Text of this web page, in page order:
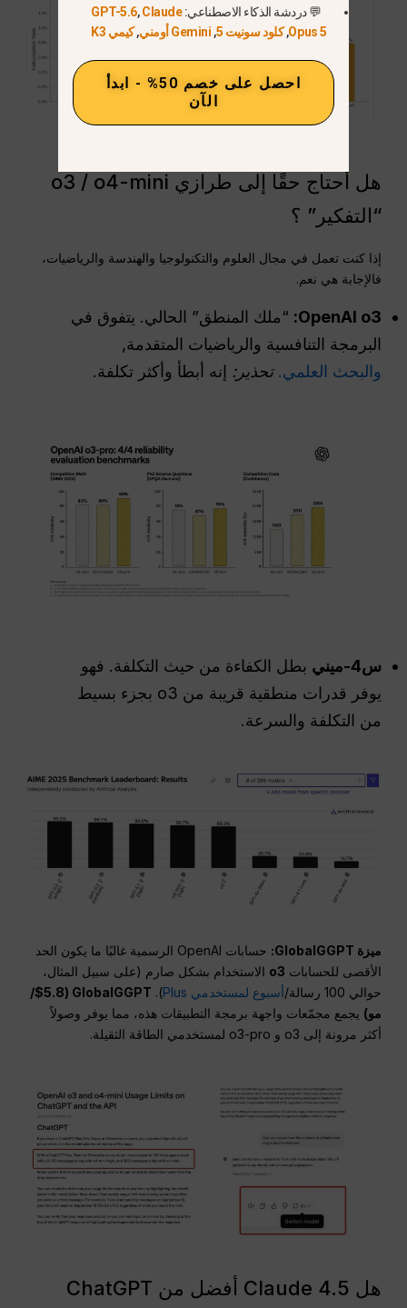
هل أحتاج حقًا إلى طرازي o3 / o4-mini
“التفكير” ؟
إذا كنت تعمل في مجال العلوم والتكنولوجيا والهندسة والرياضيات،
فالإجابة هي نعم.
OpenAI o3:
“ملك المنطق” الحالي. يتفوق في
البرمجة التنافسية والرياضيات المتقدمة,
والبحث العلمي.تحذير: إنه أبطأ وأكثر تكلفة.
س4-ميني
بطل الكفاءة من حيث التكلفة. فهو
يوفر قدرات منطقية قريبة من o3 بجزء بسيط
من التكلفة والسرعة.
ميزة GlobalGGPT:
حسابات OpenAI الرسمية غالبًا ما يكون الحد
الأقصى للحسابات o3 الاستخدام بشكل صارم (على سبيل المثال،
حوالي 100 رسالة/
أسبوع لمستخدمي Plus ).
GlobalGGPT ($5.8/
مو) يجمع مجمّعات واجهة برمجة التطبيقات هذه، مما يوفر وصولاً
أكثر مرونة إلى o3 و o3-pro لمستخدمي الطاقة الثقيلة.
هل Claude 4.5 أفضل من ChatGPT
💬 دردشة الذكاء الاصطناعي: GPT-5.6,Claude
Opus 5
,كلود سونيت 5 , Gemini أومني ,كيمي K3
احصل على خصم 50% - ابدأ
الآن